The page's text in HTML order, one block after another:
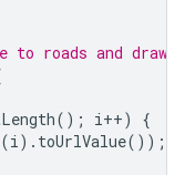
,
: -35.2821254,
,
roads and draw
(); i++)
{
(i). toUrlValue());